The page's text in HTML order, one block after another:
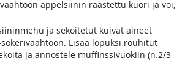
appelsiinin raastettu kuori ja voi,
ja sekoitetut kuivat aineet
Lisää lopuksi rouhitut
ja annostele muffinssivuokiin (n.2/3